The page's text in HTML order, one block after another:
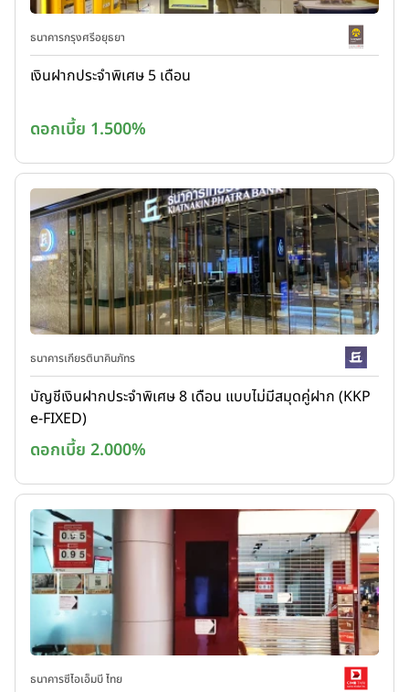
ธนาคารกรุงศรีอยุธยา
เงินฝากประจำพิเศษ 5 เดือน
ดอกเบี้ย 1.500%
ธนาคารเกียรตินาคินภัทร
บัญชีเงินฝากประจำพิเศษ 8 เดือน แบบไม่มีสมุดคู่ฝาก (KKP
e-FIXED)
ดอกเบี้ย 2.000%
ธนาคารซีไอเอ็มบี ไทย